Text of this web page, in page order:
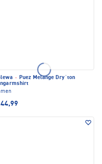
· Puez Melange Dry´ton